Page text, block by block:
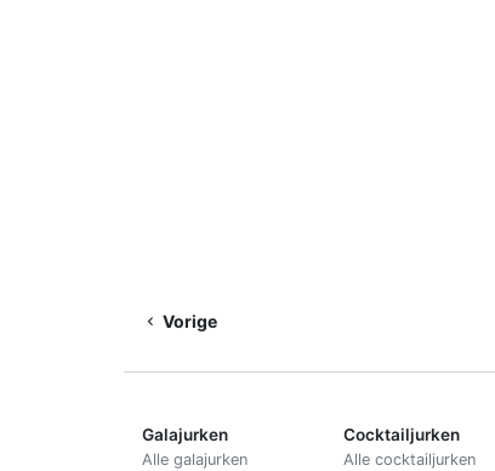
Vorige
Galajurken
Alle galajurken
Cocktailjurken
Alle cocktailjurken